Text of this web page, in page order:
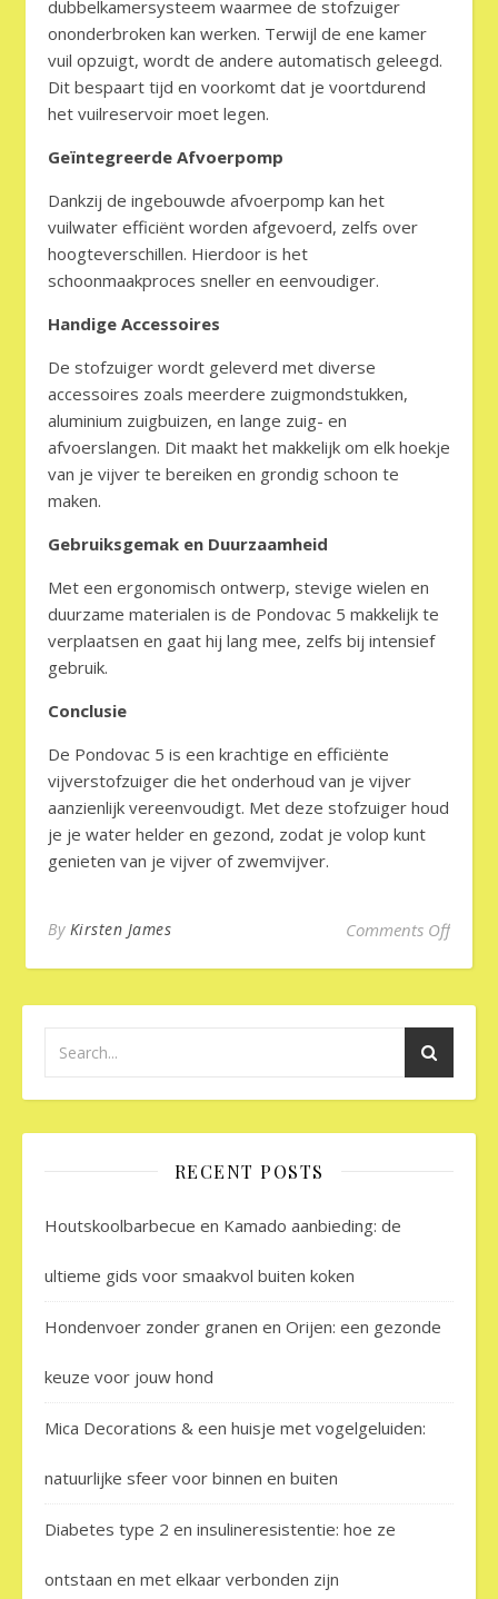
dubbelkamersysteem waarmee de stofzuiger
ononderbroken kan werken. Terwijl de ene kamer
vuil opzuigt, wordt de andere automatisch geleegd.
Dit bespaart tijd en voorkomt dat je voortdurend
het vuilreservoir moet legen.
Geïntegreerde Afvoerpomp
Dankzij de ingebouwde afvoerpomp kan het
vuilwater efficiënt worden afgevoerd, zelfs over
hoogteverschillen. Hierdoor is het
schoonmaakproces sneller en eenvoudiger.
Handige Accessoires
De stofzuiger wordt geleverd met diverse
accessoires zoals meerdere zuigmondstukken,
aluminium zuigbuizen, en lange zuig- en
afvoerslangen. Dit maakt het makkelijk om elk hoekje
van je vijver te bereiken en grondig schoon te
maken.
Gebruiksgemak en Duurzaamheid
Met een ergonomisch ontwerp, stevige wielen en
duurzame materialen is de Pondovac 5 makkelijk te
verplaatsen en gaat hij lang mee, zelfs bij intensief
gebruik.
Conclusie
De Pondovac 5 is een krachtige en efficiënte
vijverstofzuiger die het onderhoud van je vijver
aanzienlijk vereenvoudigt. Met deze stofzuiger houd
je je water helder en gezond, zodat je volop kunt
genieten van je vijver of zwemvijver.
By Kirsten James Comments Offon
RECENT POSTS
Houtskoolbarbecue en Kamado aanbieding: de
ultieme gids voor smaakvol buiten koken
Hondenvoer zonder granen en Orijen: een gezonde
keuze voor jouw hond
Mica Decorations & een huisje met vogelgeluiden:
natuurlijke sfeer voor binnen en buiten
Diabetes type 2 en insulineresistentie: hoe ze
ontstaan en met elkaar verbonden zijn